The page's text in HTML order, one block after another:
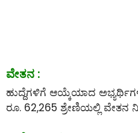
ವೇತನ :
ಹುದ್ದೆಗಳಿಗೆ ಆಯ್ಕೆಯಾದ
ರೂ. 62,265 ಶ್ರೇಣಿಯಲ್ಲಿ ವೇತನ